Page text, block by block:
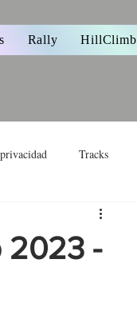
Rally HillClimb
Tracks
2023 -